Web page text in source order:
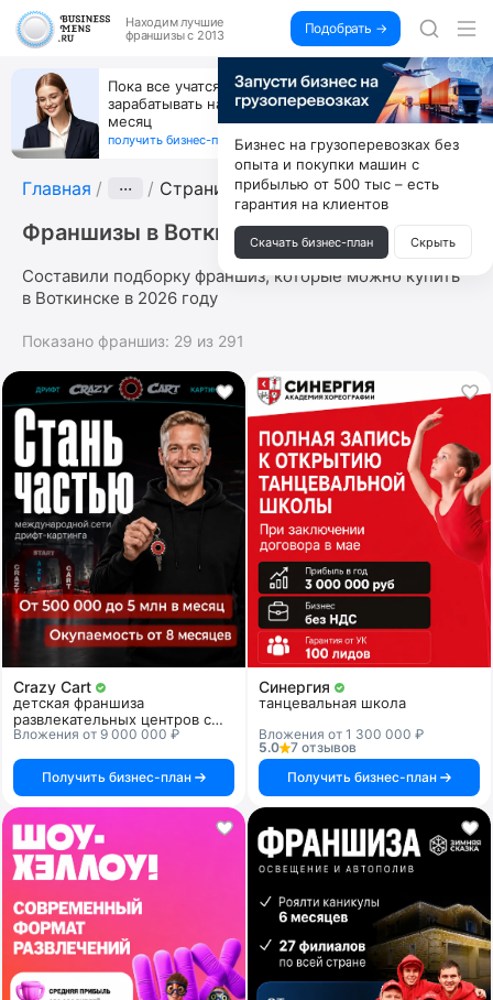
Находим лучшие
франшизы с 2013
Подобрать →
Пока все учатся пользоваться ИИ, вы можете
зарабатывать на их обучении по 500 тыс. каждый
месяц
получить бизнес-план ↓
Главная ··· Страница 4
Франшизы в Воткинске
Составили подборку франшиз, которые можно купить
в Воткинске в 2026 году
Показано франшиз: 29 из 291
Crazy Cart
детская франшиза
развлекательных центров с
дрифт-картингом
Вложения от 9 000 000 ₽
Получить бизнес-план
Синергия
танцевальная школа
Вложения от 1 300 000 ₽
5.0
7 отзывов
Получить бизнес-план
Бизнес на грузоперевозках без
опыта и покупки машин с
прибылью от 500 тыс – есть
гарантия на клиентов
Скачать бизнес-план Скрыть